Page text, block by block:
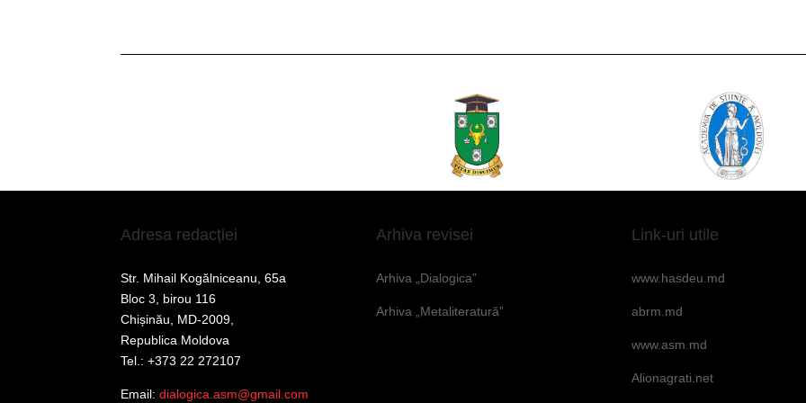
Adresa redacției Arhiva revisei Link-uri utile
Str. Mihail Kogălniceanu, 65a
Bloc 3, birou 116
Chișinău, MD-2009,
Republica Moldova
Tel.: +373 22 272107
Email:dialogica.asm@gmail.com
Arhiva „Dialogica”
Arhiva „Metaliteratură”
www.hasdeu.md
abrm.md
www.asm.md
Alionagrati.net